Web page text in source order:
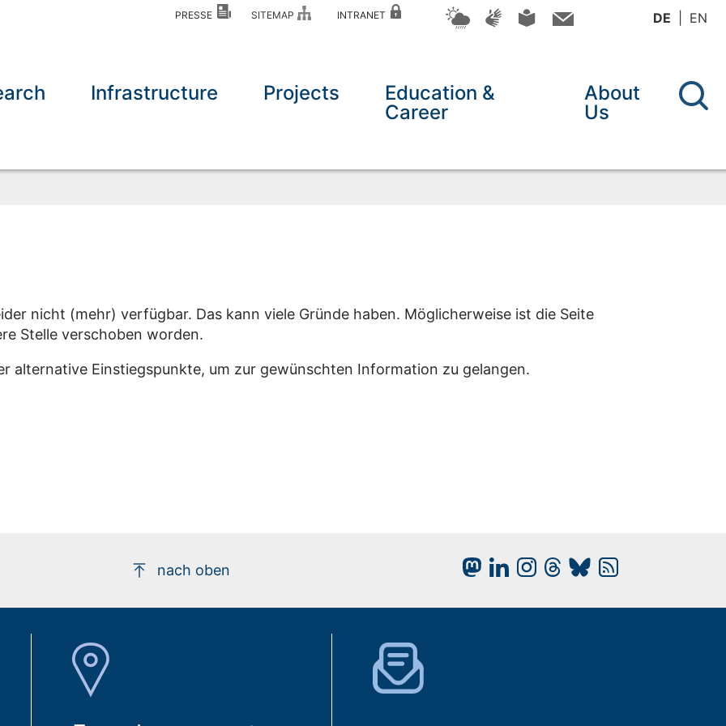
PRESSE SITEMAP INTRANET DE EN
Infrastructure Projects
Education &
Career
About
Us
nicht (mehr) verfügbar. Das kann viele Gründe haben. Möglicherweise ist die Seite
Stelle verschoben worden.
alternative Einstiegspunkte, um zur gewünschten Information zu gelangen.
nach oben